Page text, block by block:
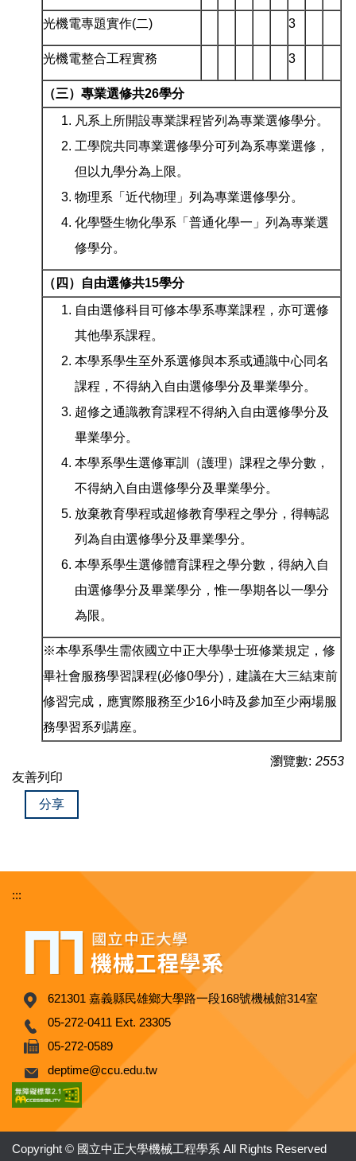
光機電專題實作(二) 3
光機電整合工程實務 3
（三）專業選修共26學分
凡系上所開設專業課程皆列為專業選修學分。
工學院共同專業選修學分可列為系專業選修，
但以九學分為上限。
物理系「近代物理」列為專業選修學分。
化學暨生物化學系「普通化學一」列為專業選
修學分。
（四）自由選修共15學分
自由選修科目可修本學系專業課程，亦可選修
其他學系課程。
本學系學生至外系選修與本系或通識中心同名
課程，不得納入自由選修學分及畢業學分。
超修之通識教育課程不得納入自由選修學分及
畢業學分。
本學系學生選修軍訓（護理）課程之學分數，
不得納入自由選修學分及畢業學分。
放棄教育學程或超修教育學程之學分，得轉認
列為自由選修學分及畢業學分。
本學系學生選修體育課程之學分數，得納入自
由選修學分及畢業學分，惟一學期各以一學分
為限。
※本學系學生需依國立中正大學學士班修業規定，修
畢社會服務學習課程(必修0學分)，建議在大三結束前
修習完成，應實際服務至少16小時及參加至少兩場服
務學習系列講座。
瀏覽數: 2553
友善列印
分享
:::
621301 嘉義縣民雄鄉大學路一段168號機械館314室
05-272-0411 Ext. 23305
05-272-0589
deptime@ccu.edu.tw
Copyright © 國立中正大學機械工程學系 All Rights Reserved